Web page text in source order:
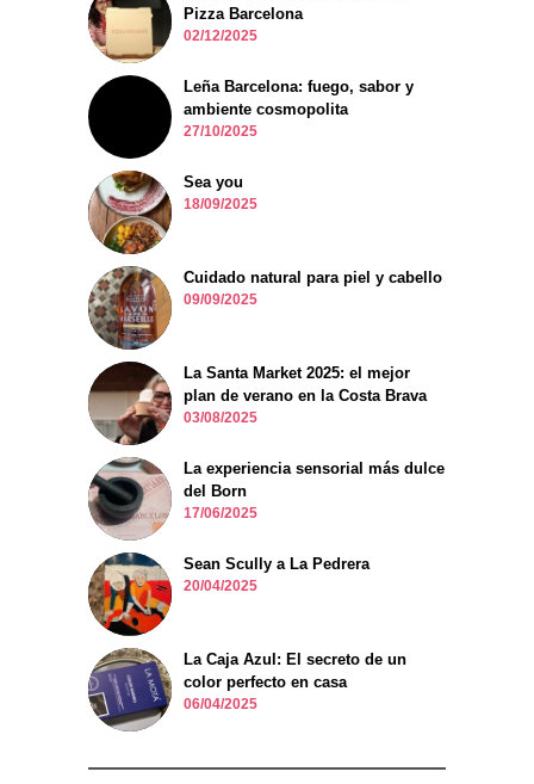
Pizza Barcelona
02/12/2025
Leña Barcelona: fuego, sabor y
ambiente cosmopolita
27/10/2025
Sea you
18/09/2025
Cuidado natural para piel y cabello
09/09/2025
La Santa Market 2025: el mejor
plan de verano en la Costa Brava
03/08/2025
La experiencia sensorial más dulce
del Born
17/06/2025
Sean Scully a La Pedrera
20/04/2025
La Caja Azul: El secreto de un
color perfecto en casa
06/04/2025